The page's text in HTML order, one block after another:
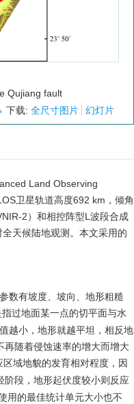
Qujiang fault
下载:全尺寸图片 幻灯片
Land Observing
卫星轨道高度692 km，倾角
2）和相控阵型L波段合成
天候陆地观测。本文采用的
数有坡度、坡向、地形粗糙
指过地面某一点的切平面与水
越小，地形就越平坦，相反地
再随着侵蚀速率的增大而增大
域地貌的发育相对程度，因
阶段，地形起伏度较小则反应
用的最佳统计单元大小也不